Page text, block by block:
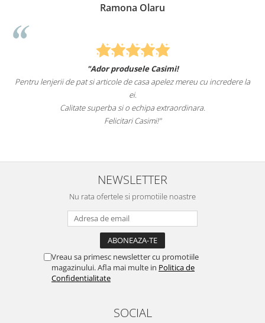
Ramona Olaru
"Ador produsele Casimi!
Pentru lenjerii de pat si articole de casa apelez mereu cu incredere la
ei.
Calitate superba si o echipa extraordinara.
Felicitari Casimi!"
NEWSLETTER
Nu rata ofertele si promotiile noastre
Vreau sa primesc newsletter cu promotiile
magazinului. Afla mai multe in Politica de
Confidentialitate
SOCIAL